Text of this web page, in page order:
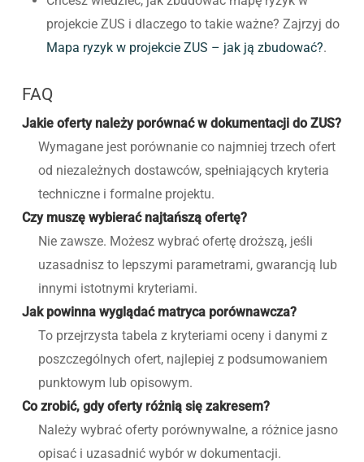
projekcie ZUS i dlaczego to takie ważne? Zajrzyj do
Mapa ryzyk w projekcie ZUS – jak ją zbudować?.
FAQ
Jakie oferty należy porównać w dokumentacji do ZUS?
Wymagane jest porównanie co najmniej trzech ofert
od niezależnych dostawców, spełniających kryteria
techniczne i formalne projektu.
Czy muszę wybierać najtańszą ofertę?
Nie zawsze. Możesz wybrać ofertę droższą, jeśli
uzasadnisz to lepszymi parametrami, gwarancją lub
innymi istotnymi kryteriami.
Jak powinna wyglądać matryca porównawcza?
To przejrzysta tabela z kryteriami oceny i danymi z
poszczególnych ofert, najlepiej z podsumowaniem
punktowym lub opisowym.
Co zrobić, gdy oferty różnią się zakresem?
Należy wybrać oferty porównywalne, a różnice jasno
opisać i uzasadnić wybór w dokumentacji.